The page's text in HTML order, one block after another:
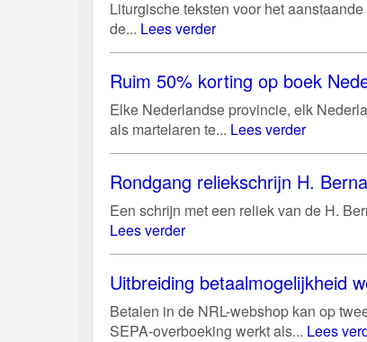
Liturgische teksten voor het
de... Lees verder
Ruim 50% korting op boek
Elke Nederlandse provincie, elk
als martelaren te... Lees verder
Rondgang reliekschrijn H.
Een schrijn met een reliek van de H.
Lees verder
Uitbreiding betaalmogelijkheid
Betalen in de NRL-webshop kan op
SEPA-overboeking werkt als... Lees